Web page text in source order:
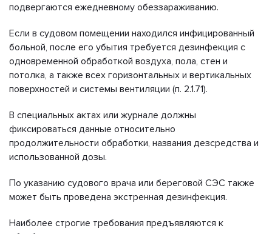
подвергаются ежедневному обеззараживанию.
Если в судовом помещении находился инфицированный
больной, после его убытия требуется дезинфекция с
одновременной обработкой воздуха, пола, стен и
потолка, а также всех горизонтальных и вертикальных
поверхностей и системы вентиляции (п. 2.1.71).
В специальных актах или журнале должны
фиксироваться данные относительно
продолжительности обработки, названия дезсредства и
использованной дозы.
По указанию судового врача или береговой СЭС также
может быть проведена экстренная дезинфекция.
Наиболее строгие требования предъявляются к